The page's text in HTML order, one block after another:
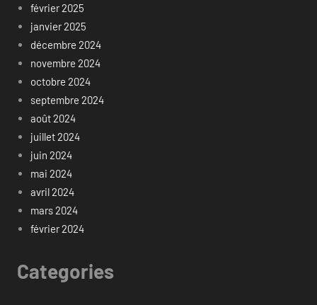
février 2025
janvier 2025
décembre 2024
novembre 2024
octobre 2024
septembre 2024
août 2024
juillet 2024
juin 2024
mai 2024
avril 2024
mars 2024
février 2024
Categories